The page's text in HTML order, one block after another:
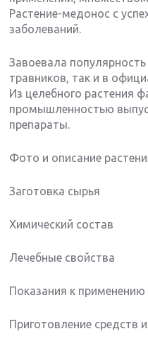
Растение-медонос с
заболеваний.
Завоевала
травников, так и в
Из целебного растения
промышленностью
препараты.
Фото и описание
Заготовка сырья
Химический состав
Лечебные свойства
Показания к применению
Приготовление средств